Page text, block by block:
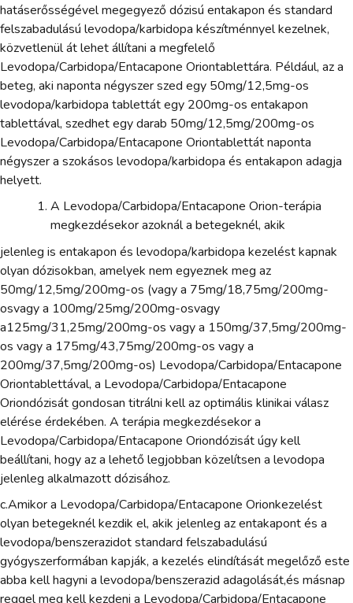
hatáserősségével megegyező dózisú entakapon és standard
felszabadulású levodopa/karbidopa készítménnyel kezelnek,
közvetlenül át lehet állítani a megfelelő
Levodopa/Carbidopa/Entacapone Oriontablettára. Például, az a
beteg, aki naponta négyszer szed egy 50mg/12,5mg-os
levodopa/karbidopa tablettát egy 200mg-os entakapon
tablettával, szedhet egy darab 50mg/12,5mg/200mg-os
Levodopa/Carbidopa/Entacapone Oriontablettát naponta
négyszer a szokásos levodopa/karbidopa és entakapon adagja
helyett.
A Levodopa/Carbidopa/Entacapone Orion-terápia
megkezdésekor azoknál a betegeknél, akik
jelenleg is entakapon és levodopa/karbidopa kezelést kapnak
olyan dózisokban, amelyek nem egyeznek meg az
50mg/12,5mg/200mg-os (vagy a 75mg/18,75mg/200mg-
osvagy a 100mg/25mg/200mg-osvagy
a125mg/31,25mg/200mg-os vagy a 150mg/37,5mg/200mg-
os vagy a 175mg/43,75mg/200mg-os vagy a
200mg/37,5mg/200mg-os) Levodopa/Carbidopa/Entacapone
Oriontablettával, a Levodopa/Carbidopa/Entacapone
Oriondózisát gondosan titrálni kell az optimális klinikai válasz
elérése érdekében. A terápia megkezdésekor a
Levodopa/Carbidopa/Entacapone Oriondózisát úgy kell
beállítani, hogy az a lehető legjobban közelítsen a levodopa
jelenleg alkalmazott dózisához.
c.Amikor a Levodopa/Carbidopa/Entacapone Orionkezelést
olyan betegeknél kezdik el, akik jelenleg az entakapont és a
levodopa/benszerazidot standard felszabadulású
gyógyszerformában kapják, a kezelés elindítását megelőző este
abba kell hagyni a levodopa/benszerazid adagolását,és másnap
reggel meg kell kezdeni a Levodopa/Carbidopa/Entacapone